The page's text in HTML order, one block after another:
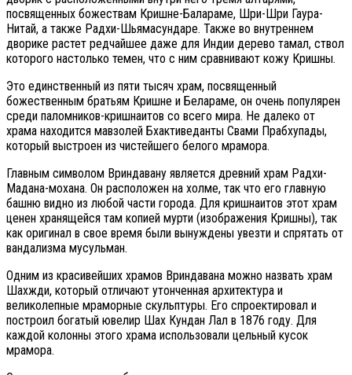
посвященных божествам Кришне-Балараме, Шри-Шри Гаура-
Нитай, а также Радхи-Шьямасундаре. Также во внутреннем
дворике растет редчайшее даже для Индии дерево тамал, ствол
которого настолько темен, что с ним сравнивают кожу Кришны.
Это единственный из пяти тысяч храм, посвященный
божественным братьям Кришне и Белараме, он очень популярен
среди паломников-кришнаитов со всего мира. Не далеко от
храма находится мавзолей Бхактиведанты Свами Прабхупады,
который выстроен из чистейшего белого мрамора.
Главным символом Вриндавану является древний храм Радхи-
Мадана-мохана. Он расположен на холме, так что его главную
башню видно из любой части города. Для кришнаитов этот храм
ценен хранящейся там копией мурти (изображения Кришны), так
как оригинал в свое время были вынуждены увезти и спрятать от
вандализма мусульман.
Одним из красивейших храмов Вриндавана можно назвать храм
Шахжди, который отличают утонченная архитектура и
великолепные мраморные скульптуры. Его спроектировал и
построил богатый ювелир Шах Кундан Лал в 1876 году. Для
каждой колонны этого храма использовали цельный кусок
мрамора.